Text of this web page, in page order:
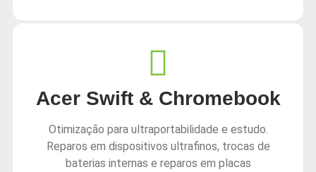
Acer Swift & Chromebook
Otimização para ultraportabilidade e estudo.
Reparos em dispositivos ultrafinos, trocas de
baterias internas e reparos em placas